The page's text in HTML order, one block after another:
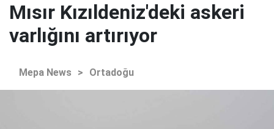
Mısır Kızıldeniz'deki askeri
varlığını artırıyor
Mepa News > Ortadoğu